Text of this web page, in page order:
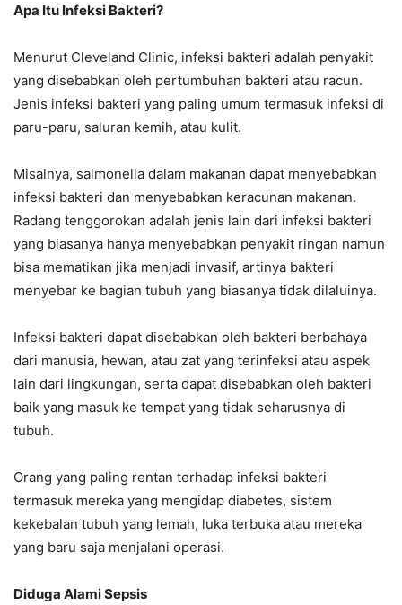
Apa Itu Infeksi Bakteri?
Menurut Cleveland Clinic, infeksi bakteri adalah penyakit
yang disebabkan oleh pertumbuhan bakteri atau racun.
Jenis infeksi bakteri yang paling umum termasuk infeksi di
paru-paru, saluran kemih, atau kulit.
Misalnya, salmonella dalam makanan dapat menyebabkan
infeksi bakteri dan menyebabkan keracunan makanan.
Radang tenggorokan adalah jenis lain dari infeksi bakteri
yang biasanya hanya menyebabkan penyakit ringan namun
bisa mematikan jika menjadi invasif, artinya bakteri
menyebar ke bagian tubuh yang biasanya tidak dilaluinya.
Infeksi bakteri dapat disebabkan oleh bakteri berbahaya
dari manusia, hewan, atau zat yang terinfeksi atau aspek
lain dari lingkungan, serta dapat disebabkan oleh bakteri
baik yang masuk ke tempat yang tidak seharusnya di
tubuh.
Orang yang paling rentan terhadap infeksi bakteri
termasuk mereka yang mengidap diabetes, sistem
kekebalan tubuh yang lemah, luka terbuka atau mereka
yang baru saja menjalani operasi.
Diduga Alami Sepsis